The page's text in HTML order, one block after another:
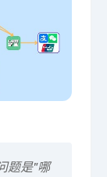
题是"哪